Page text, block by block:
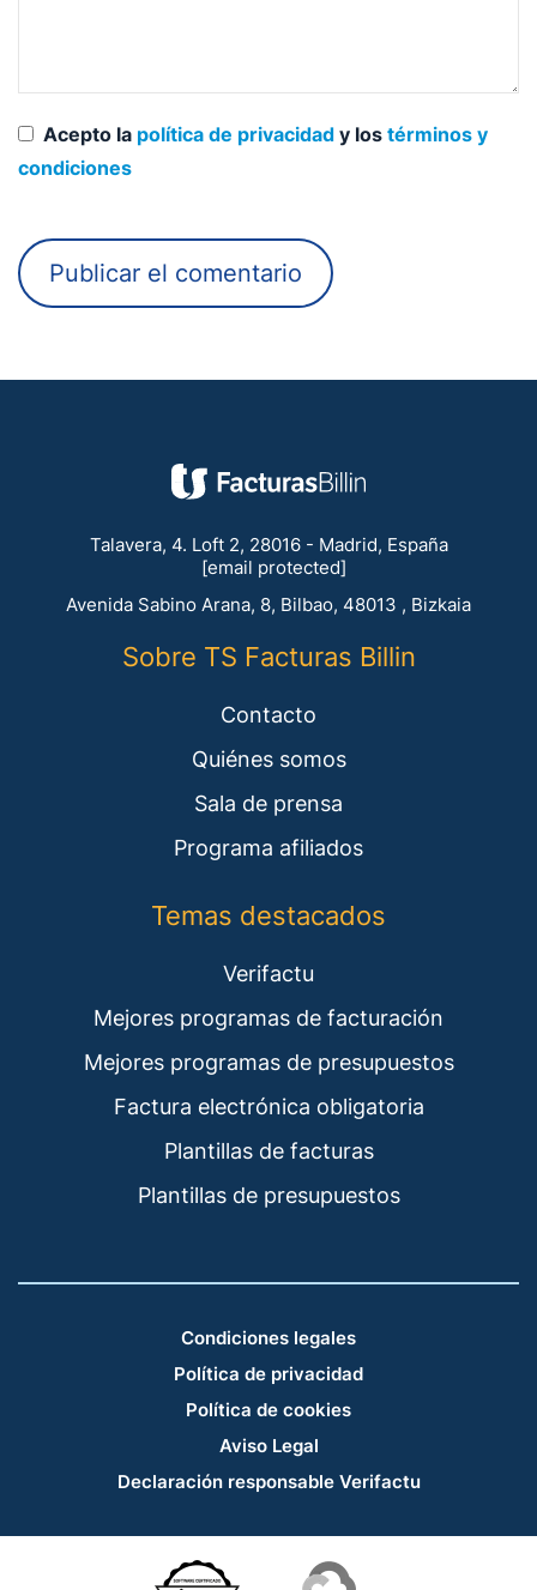
Acepto la política de privacidad y los términos y
condiciones
Talavera, 4. Loft 2, 28016 - Madrid, España
[email protected]
Avenida Sabino Arana, 8, Bilbao, 48013 , Bizkaia
Sobre TS Facturas Billin
Contacto
Quiénes somos
Sala de prensa
Programa afiliados
Temas destacados
Verifactu
Mejores programas de facturación
Mejores programas de presupuestos
Factura electrónica obligatoria
Plantillas de facturas
Plantillas de presupuestos
Condiciones legales
Política de privacidad
Política de cookies
Aviso Legal
Declaración responsable Verifactu